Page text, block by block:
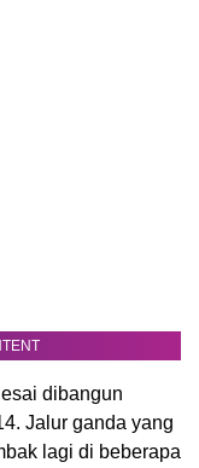
dibangun
Jalur ganda yang
lagi di beberapa